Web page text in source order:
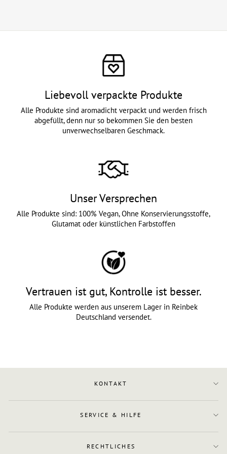
Liebevoll verpackte Produkte
Alle Produkte sind aromadicht verpackt und werden frisch
abgefüllt, denn nur so bekommen Sie den besten
unverwechselbaren Geschmack.
Unser Versprechen
Alle Produkte sind: 100% Vegan, Ohne Konservierungsstoffe,
Glutamat oder künstlichen Farbstoffen
Vertrauen ist gut, Kontrolle ist besser.
Alle Produkte werden aus unserem Lager in Reinbek
Deutschland versendet.
KONTAKT
SERVICE & HILFE
RECHTLICHES